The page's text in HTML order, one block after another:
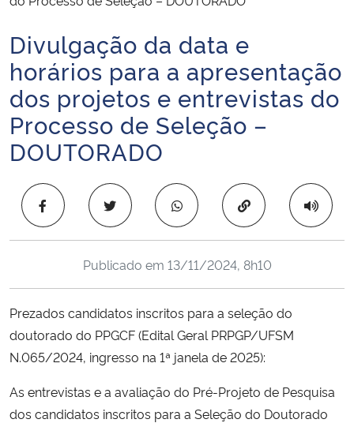
Ministério da Infraestrutura
Ministério da Agricultura, Pecuária e Abastecimento
Ministério da Educação
Ministério da Cidadania
Ministério da Saúde
Ministério de Minas e Energia
Ministério da Ciência, Tecnologia, Inovações e Comunicações
Ministério do Meio Ambiente
Ministério do Desenvolvimento Regional
Início do conteúdo
Divulgação da data e
horários para a apresentação
dos projetos e entrevistas do
Processo de Seleção –
DOUTORADO
Copiar para área
Publicado em 13/11/2024, 8h10
Prezados candidatos inscritos para a seleção do
doutorado do PPGCF (Edital Geral PRPGP/UFSM
N.065/2024, ingresso na 1ª janela de 2025):
As entrevistas e a avaliação do Pré-Projeto de Pesquisa
dos candidatos inscritos para a Seleção do Doutorado